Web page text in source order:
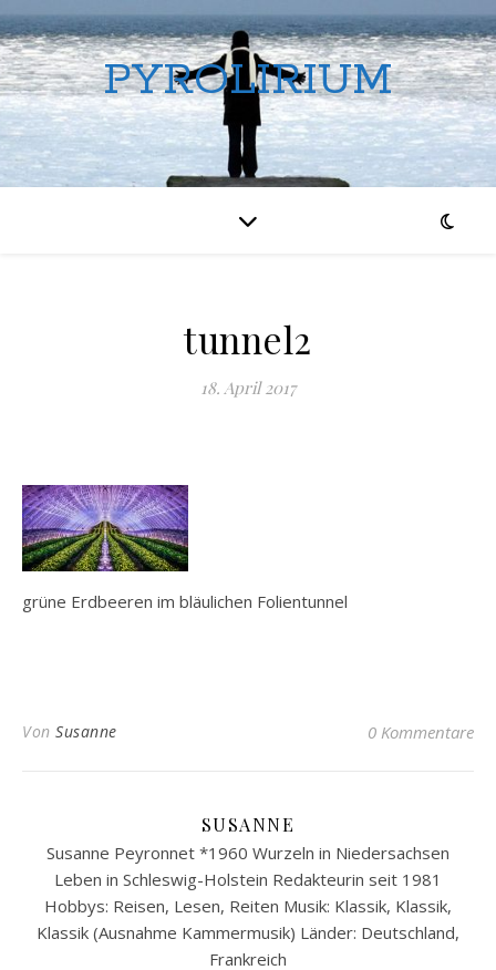
PYROLIRIUM
tunnel2
18. April 2017
grüne Erdbeeren im bläulichen Folientunnel
Von Susanne 0 Kommentare
SUSANNE
Susanne Peyronnet *1960 Wurzeln in Niedersachsen
Leben in Schleswig-Holstein Redakteurin seit 1981
Hobbys: Reisen, Lesen, Reiten Musik: Klassik, Klassik,
Klassik (Ausnahme Kammermusik) Länder: Deutschland,
Frankreich